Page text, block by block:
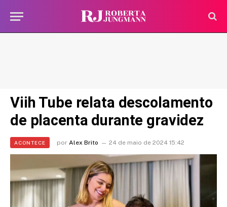
Viih Tube relata descolamento
de placenta durante gravidez
ACONTECE por Alex Brito 24 de maio de 2024 15:42